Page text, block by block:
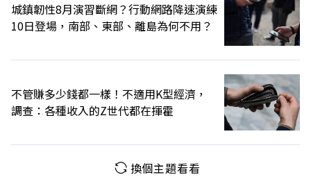
城鎮韌性8月演習斷網？行動網路降速演練
10日登場，南部、東部、離島為何不用？
不管賺多少錢都一樣！不適用K型經濟，
調查：各種收入的Z世代都在揮霍
換個主題看看